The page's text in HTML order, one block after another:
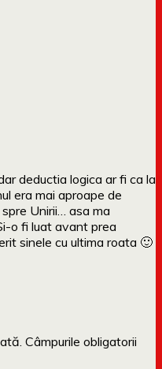
deductia logica ar fi ca la
era mai aproape de
Unirii… asa ma
o fi luat avant prea
sinele cu ultima roata 🙂
Câmpurile obligatorii